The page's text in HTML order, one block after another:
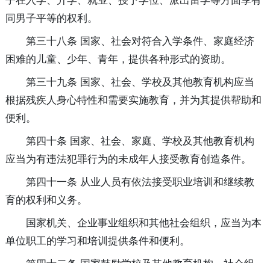
同男子平等的权利。
第三十八条 国家、社会对符合入学条件、家庭经济
困难的儿童、少年、青年，提供各种形式的资助。
第三十九条 国家、社会、学校及其他教育机构应当
根据残疾人身心特性和需要实施教育，并为其提供帮助和
便利。
第四十条 国家、社会、家庭、学校及其他教育机构
应当为有违法犯罪行为的未成年人接受教育创造条件。
第四十一条 从业人员有依法接受职业培训和继续教
育的权利和义务。
国家机关、企业事业组织和其他社会组织，应当为本
单位职工的学习和培训提供条件和便利。